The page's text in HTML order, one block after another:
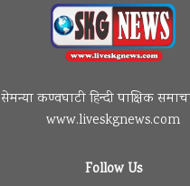
सेमन्या कण्वघाटी हिन्दी पाक्षिक
www.liveskgnews.com
Follow Us